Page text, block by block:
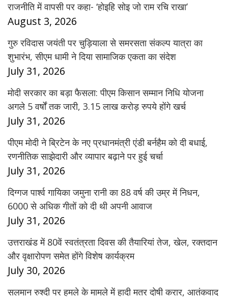
राजनीति में वापसी पर कहा- ‘होइहि सोइ जो राम रचि राखा’
August 3, 2026
गुरु रविदास जयंती पर चुड़ियाला से समरसता संकल्प यात्रा का
शुभारंभ, सीएम धामी ने दिया सामाजिक एकता का संदेश
July 31, 2026
मोदी सरकार का बड़ा फैसला: पीएम किसान सम्मान निधि योजना
अगले 5 वर्षों तक जारी, 3.15 लाख करोड़ रुपये होंगे खर्च
July 31, 2026
पीएम मोदी ने ब्रिटेन के नए प्रधानमंत्री एंडी बर्नहैम को दी बधाई,
रणनीतिक साझेदारी और व्यापार बढ़ाने पर हुई चर्चा
July 31, 2026
दिग्गज पार्श्व गायिका जमुना रानी का 88 वर्ष की उम्र में निधन,
6000 से अधिक गीतों को दी थी अपनी आवाज
July 31, 2026
उत्तराखंड में 80वें स्वतंत्रता दिवस की तैयारियां तेज, खेल, रक्तदान
और वृक्षारोपण समेत होंगे विशेष कार्यक्रम
July 30, 2026
सलमान रुश्दी पर हमले के मामले में हादी मतर दोषी करार, आतंकवाद